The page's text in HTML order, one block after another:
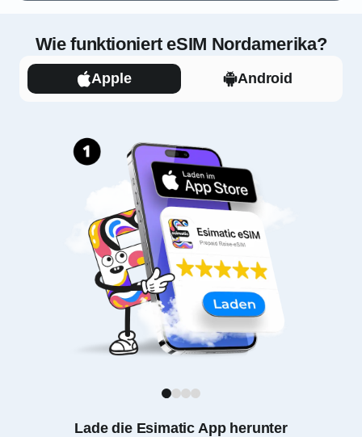
Wie funktioniert eSIM Nordamerika?
Apple Android
Lade die Esimatic App herunter
1